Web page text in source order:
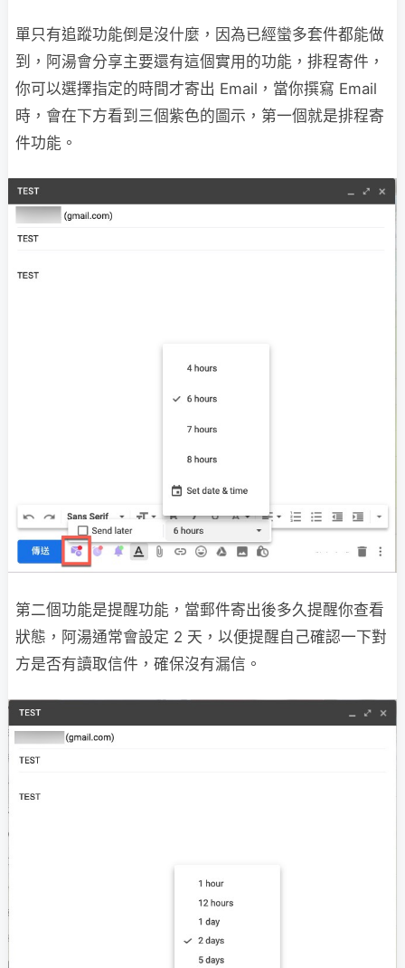
單只有追蹤功能倒是沒什麼，因為已經蠻多套件都能做
到，阿湯會分享主要還有這個實用的功能，排程寄件，
你可以選擇指定的時間才寄出 Email，當你撰寫 Email
時，會在下方看到三個紫色的圖示，第一個就是排程寄
件功能。
第二個功能是提醒功能，當郵件寄出後多久提醒你查看
狀態，阿湯通常會設定 2 天，以便提醒自己確認一下對
方是否有讀取信件，確保沒有漏信。